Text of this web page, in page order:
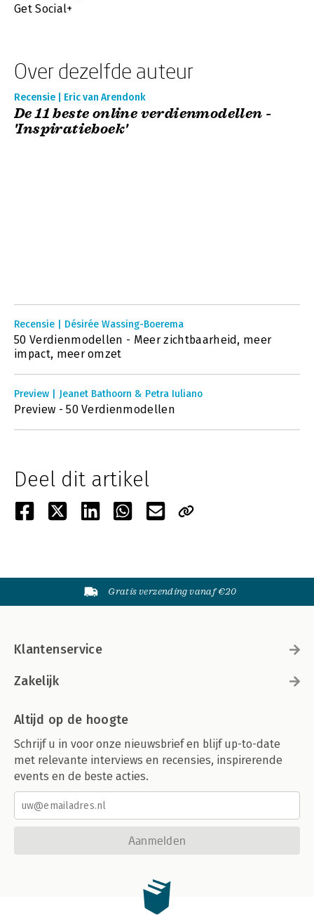
Get Social+
Over dezelfde auteur
Recensie | Eric van Arendonk
De 11 beste online verdienmodellen -
'Inspiratieboek'
Recensie | Désirée Wassing-Boerema
50 Verdienmodellen - Meer zichtbaarheid, meer
impact, meer omzet
Preview | Jeanet Bathoorn & Petra Iuliano
Preview - 50 Verdienmodellen
Deel dit artikel
Gratis verzending vanaf €20
Klantenservice
Zakelijk
Altijd op de hoogte
Schrijf u in voor onze nieuwsbrief en blijf up-to-date
met relevante interviews en recensies, inspirerende
events en de beste acties.
Aanmelden